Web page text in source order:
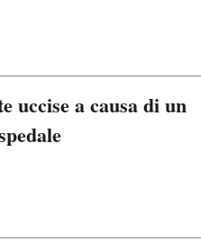
uccise a causa di un